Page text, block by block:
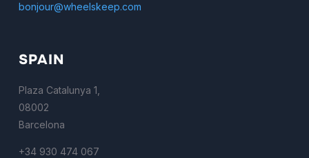
bonjour@wheelskeep.com
SPAIN
Plaza Catalunya 1,
08002
Barcelona
+34 930 474 067